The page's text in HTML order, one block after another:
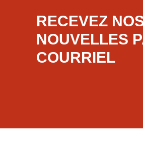
RECEVEZ
NOUVELLES
COURRIEL